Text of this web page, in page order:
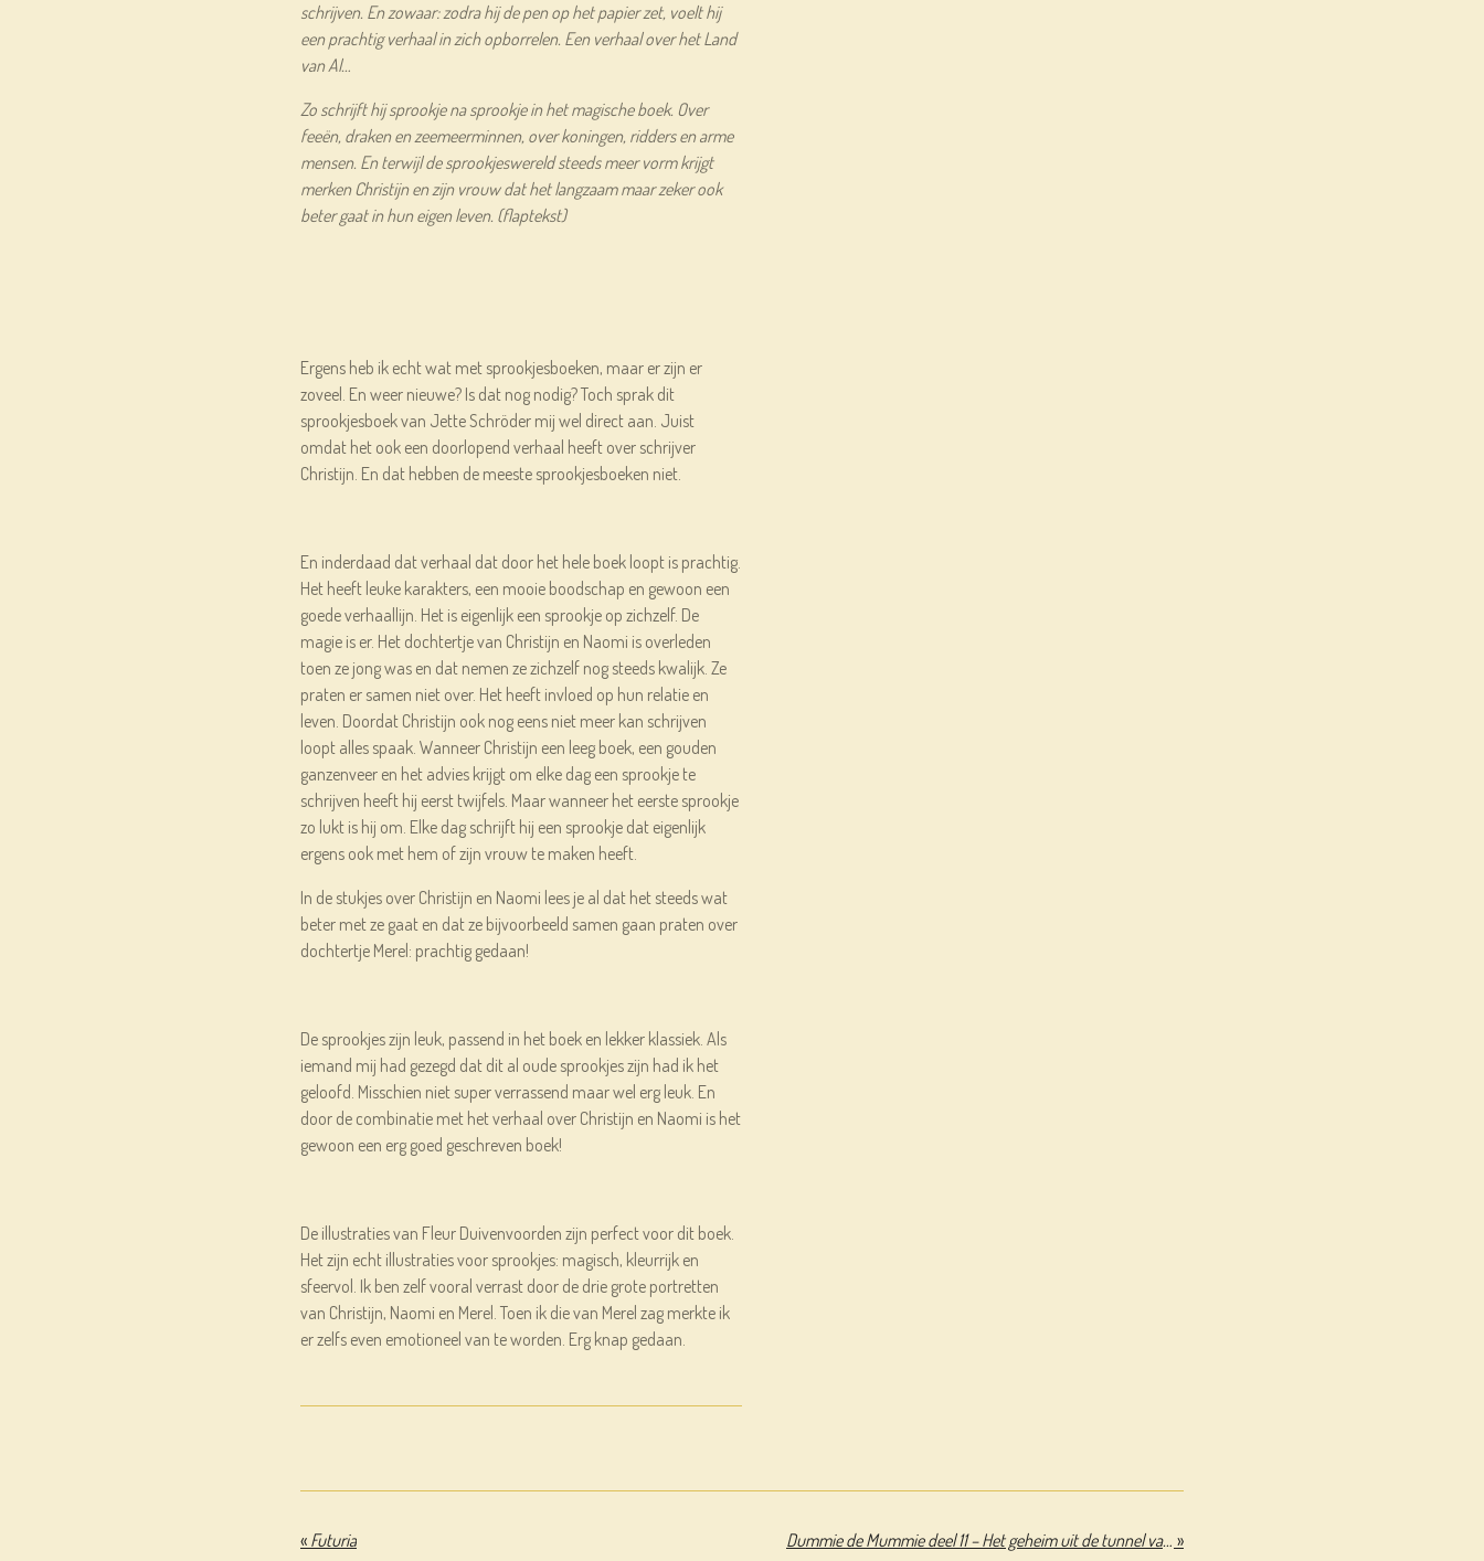
schrijven. En zowaar: zodra hij de pen op het papier zet, voelt hij
een prachtig verhaal in zich opborrelen. Een verhaal over het Land
van Al…
Zo schrijft hij sprookje na sprookje in het magische boek. Over
feeën, draken en zeemeerminnen, over koningen, ridders en arme
mensen. En terwijl de sprookjeswereld steeds meer vorm krijgt
merken Christijn en zijn vrouw dat het langzaam maar zeker ook
beter gaat in hun eigen leven. (flaptekst)
Ergens heb ik echt wat met sprookjesboeken, maar er zijn er
zoveel. En weer nieuwe? Is dat nog nodig? Toch sprak dit
sprookjesboek van Jette Schröder mij wel direct aan. Juist
omdat het ook een doorlopend verhaal heeft over schrijver
Christijn. En dat hebben de meeste sprookjesboeken niet.
En inderdaad dat verhaal dat door het hele boek loopt is prachtig.
Het heeft leuke karakters, een mooie boodschap en gewoon een
goede verhaallijn. Het is eigenlijk een sprookje op zichzelf. De
magie is er. Het dochtertje van Christijn en Naomi is overleden
toen ze jong was en dat nemen ze zichzelf nog steeds kwalijk. Ze
praten er samen niet over. Het heeft invloed op hun relatie en
leven. Doordat Christijn ook nog eens niet meer kan schrijven
loopt alles spaak. Wanneer Christijn een leeg boek, een gouden
ganzenveer en het advies krijgt om elke dag een sprookje te
schrijven heeft hij eerst twijfels. Maar wanneer het eerste sprookje
zo lukt is hij om. Elke dag schrijft hij een sprookje dat eigenlijk
ergens ook met hem of zijn vrouw te maken heeft.
In de stukjes over Christijn en Naomi lees je al dat het steeds wat
beter met ze gaat en dat ze bijvoorbeeld samen gaan praten over
dochtertje Merel: prachtig gedaan!
De sprookjes zijn leuk, passend in het boek en lekker klassiek. Als
iemand mij had gezegd dat dit al oude sprookjes zijn had ik het
geloofd. Misschien niet super verrassend maar wel erg leuk. En
door de combinatie met het verhaal over Christijn en Naomi is het
gewoon een erg goed geschreven boek!
De illustraties van Fleur Duivenvoorden zijn perfect voor dit boek.
Het zijn echt illustraties voor sprookjes: magisch, kleurrijk en
sfeervol. Ik ben zelf vooral verrast door de drie grote portretten
van Christijn, Naomi en Merel. Toen ik die van Merel zag merkte ik
er zelfs even emotioneel van te worden. Erg knap gedaan.
« Futuria Dummie de Mummie deel 11 – Het geheim uit de tunnel van Ptoeh »